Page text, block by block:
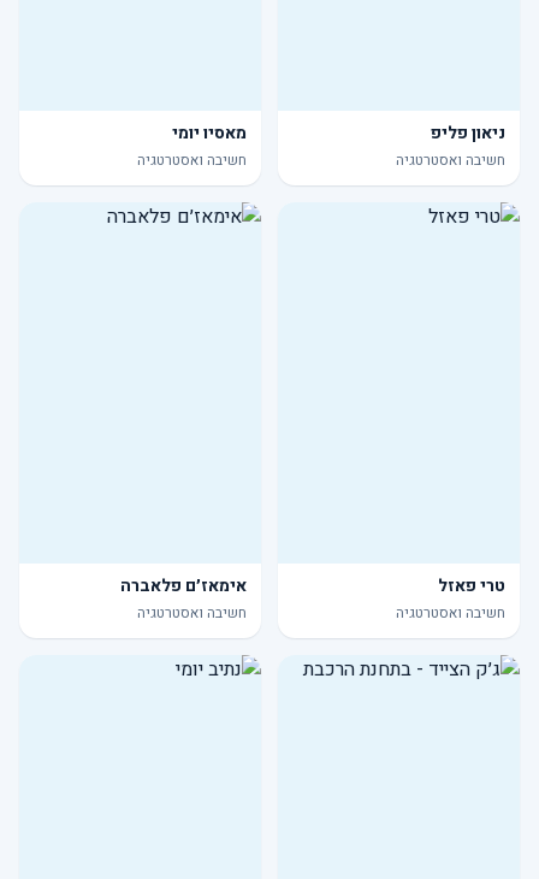
ניאון פליפ
חשיבה ואסטרטגיה
מאסיו יומי
חשיבה ואסטרטגיה
טרי פאזל
חשיבה ואסטרטגיה
אימאז׳ם פלאברה
חשיבה ואסטרטגיה